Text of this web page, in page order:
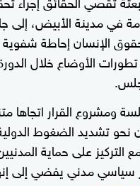
في مدينة الأبيض، إلى
الإنسان إحاطة
الأوضاع خلال الدورة
ومشروع القرار اتجاها
تشديد الضغوط
على حماية
سياسي مدني يفضي إلى